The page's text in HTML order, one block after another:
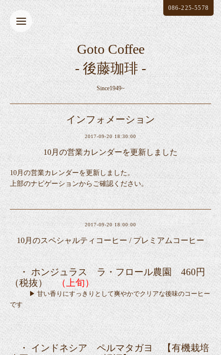
Goto Coffee
- 後藤珈琲 -
Since1949~
086-225-5578
インフォメーション
2017-09-20 18:30:00
10月の営業カレンダーを更新しました
10月の営業カレンダーを更新しました。
上部のナビゲーションからご確認ください。
2017-09-20 18:00:00
10月のスペシャルティコーヒー / プレミアムコーヒー
・ホンジュラス ラ・フロール農園 460円
（税抜）
（上旬）
▶ 甘い香りにすっきりとして爽やかでクリアな後味のコーヒー
です
・インドネシア ペルマタガヨ 【有機栽培